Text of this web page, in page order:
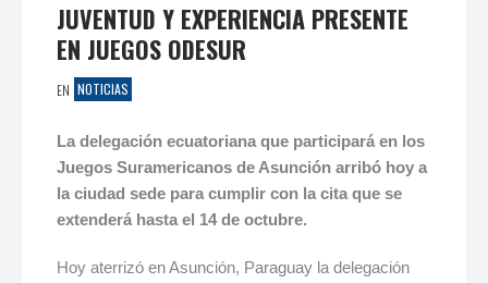
JUVENTUD Y EXPERIENCIA PRESENTE
EN JUEGOS ODESUR
EN NOTICIAS
La delegación ecuatoriana que participará en los
Juegos Suramericanos de Asunción arribó hoy a
la ciudad sede para cumplir con la cita que se
extenderá hasta el 14 de octubre.
Hoy aterrizó en Asunción, Paraguay la delegación